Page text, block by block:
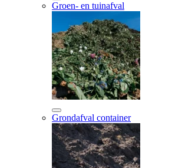
Groen- en tuinafval
Grondafval container